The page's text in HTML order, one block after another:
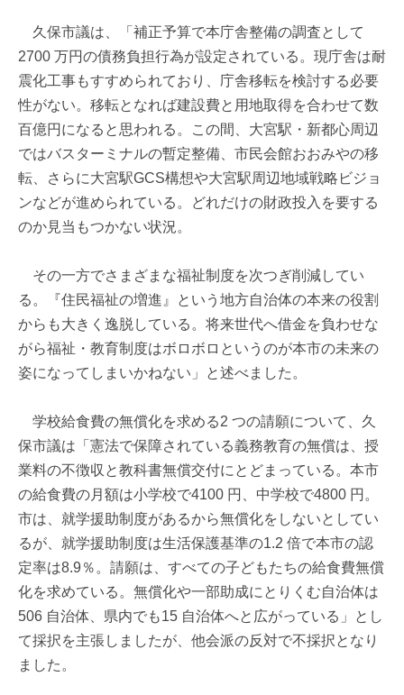
久保市議は、「補正予算で本庁舎整備の調査として
2700 万円の債務負担行為が設定されている。現庁舎は耐
震化工事もすすめられており、庁舎移転を検討する必要
性がない。移転となれば建設費と用地取得を合わせて数
百億円になると思われる。この間、大宮駅・新都心周辺
ではバスターミナルの暫定整備、市民会館おおみやの移
転、さらに大宮駅GCS構想や大宮駅周辺地域戦略ビジョ
ンなどが進められている。どれだけの財政投入を要する
のか見当もつかない状況。
その一方でさまざまな福祉制度を次つぎ削減してい
る。『住民福祉の増進』という地方自治体の本来の役割
からも大きく逸脱している。将来世代へ借金を負わせな
がら福祉・教育制度はボロボロというのが本市の未来の
姿になってしまいかねない」と述べました。
学校給食費の無償化を求める2 つの請願について、久
保市議は「憲法で保障されている義務教育の無償は、授
業料の不徴収と教科書無償交付にとどまっている。本市
の給食費の月額は小学校で4100 円、中学校で4800 円。
市は、就学援助制度があるから無償化をしないとしてい
るが、就学援助制度は生活保護基準の1.2 倍で本市の認
定率は8.9％。請願は、すべての子どもたちの給食費無償
化を求めている。無償化や一部助成にとりくむ自治体は
506 自治体、県内でも15 自治体へと広がっている」とし
て採択を主張しましたが、他会派の反対で不採択となり
ました。